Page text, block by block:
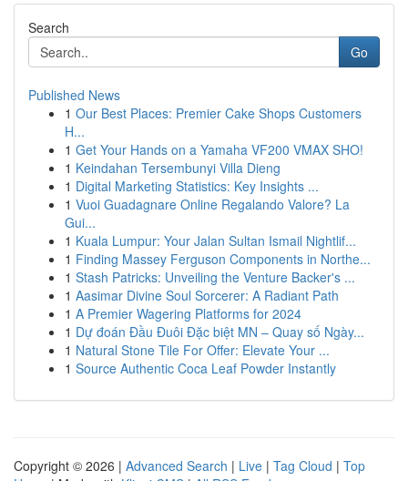
Search
Go
Published News
1 Our Best Places: Premier Cake Shops Customers
H...
1 Get Your Hands on a Yamaha VF200 VMAX SHO!
1 Keindahan Tersembunyi Villa Dieng
1 Digital Marketing Statistics: Key Insights ...
1 Vuoi Guadagnare Online Regalando Valore? La
Gui...
1 Kuala Lumpur: Your Jalan Sultan Ismail Nightlif...
1 Finding Massey Ferguson Components in Northe...
1 Stash Patricks: Unveiling the Venture Backer's ...
1 Aasimar Divine Soul Sorcerer: A Radiant Path
1 A Premier Wagering Platforms for 2024
1 Dự đoán Đầu Đuôi Đặc biệt MN – Quay số Ngày...
1 Natural Stone Tile For Offer: Elevate Your ...
1 Source Authentic Coca Leaf Powder Instantly
Copyright © 2026 | Advanced Search | Live | Tag Cloud | Top